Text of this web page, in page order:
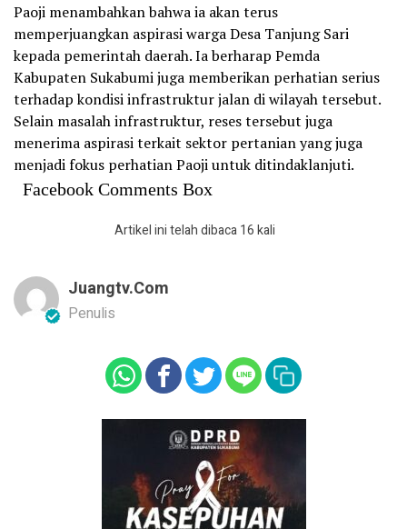
Paoji menambahkan bahwa ia akan terus
memperjuangkan aspirasi warga Desa Tanjung Sari
kepada pemerintah daerah. Ia berharap Pemda
Kabupaten Sukabumi juga memberikan perhatian serius
terhadap kondisi infrastruktur jalan di wilayah tersebut.
Selain masalah infrastruktur, reses tersebut juga
menerima aspirasi terkait sektor pertanian yang juga
menjadi fokus perhatian Paoji untuk ditindaklanjuti.
Facebook Comments Box
Artikel ini telah dibaca 16 kali
Juangtv.com
Penulis